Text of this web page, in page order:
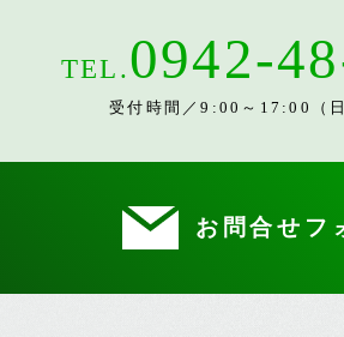
TEL.0942-
受付時間／9:00～17:00（日
お問合せフ